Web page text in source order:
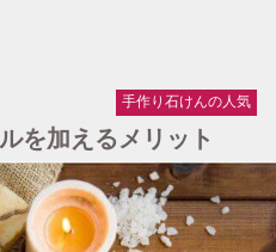
手作り石けんの人気
を加えるメリット